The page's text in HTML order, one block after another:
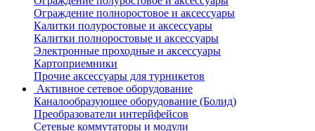
Ограждение полноростовое и аксессуары
Калитки полуростовые и аксессуары
Калитки полноростовые и аксессуары
Электронные проходные и аксессуары
Картоприемники
Прочие аксессуары для турникетов
Активное сетевое оборудование
Каналообразующее оборудование (Болид)
Преобразователи интерйфейсов
Сетевые коммутаторы и модули